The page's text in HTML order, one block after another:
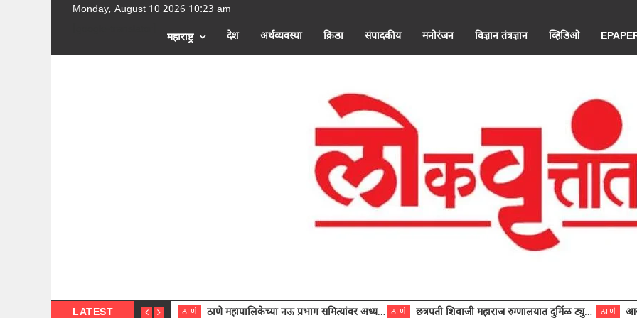
Monday, August 10 2026 10:23 am
महाराष्ट्र देश अर्थव्यवस्था क्रिडा संपादकीय मनोरंजन विज्ञान तंत्रज्ञान व्हिडिओ
LATEST ठाणे ठाणे महापालिकेच्या नऊ प्रभाग समित्यांवर अध्यक्ष विराजमान ठाणे छत्रपती शिवाजी महाराज रुग्णालयात दुर्मिळ ट्युमरची यशस्वी शस्त्रक्रिया ठाणे आरोग्य